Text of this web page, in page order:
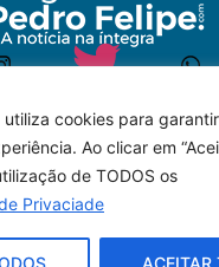
cookies para
Ao clicar em
de TODOS os
Privaciade
ACEITAR
os